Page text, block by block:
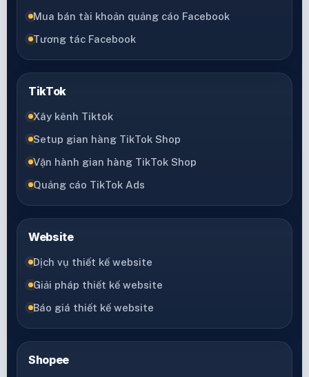
Mua bán tài khoản quảng cáo Facebook
Tương tác Facebook
TikTok
Xây kênh Tiktok
Setup gian hàng TikTok Shop
Vận hành gian hàng TikTok Shop
Quảng cáo TikTok Ads
Website
Dịch vụ thiết kế website
Giải pháp thiết kế website
Báo giá thiết kế website
Shopee